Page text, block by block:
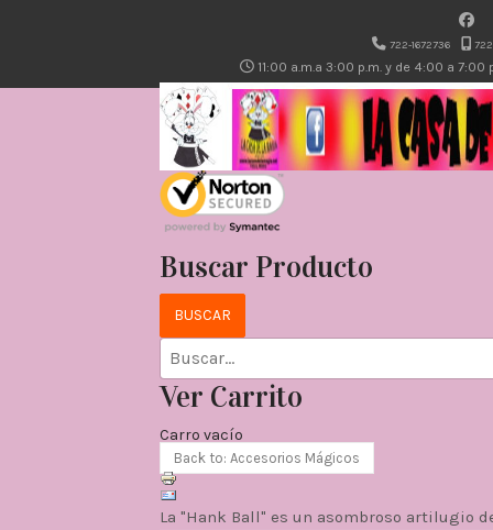
722-1672736
11:00 a.m.a 3:00 p.m. y de 4:00 a 7:00
Buscar Producto
Ver Carrito
Carro vacío
Back to: Accesorios Mágicos
La "Hank Ball" es un asombroso artilugio